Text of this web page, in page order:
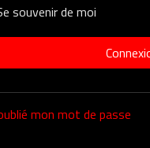
souvenir de moi
mon mot de passe